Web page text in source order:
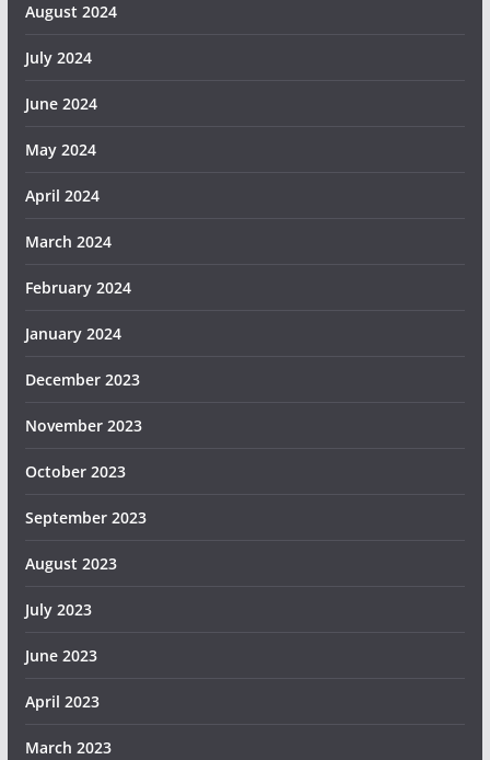
August 2024
July 2024
June 2024
May 2024
April 2024
March 2024
February 2024
January 2024
December 2023
November 2023
October 2023
September 2023
August 2023
July 2023
June 2023
April 2023
March 2023